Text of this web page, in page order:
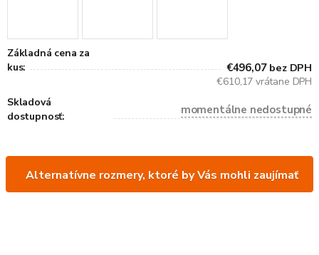
Základná cena za
kus:
€496,07 bez DPH
€610,17 vrátane DPH
Skladová
dostupnosť:
momentálne nedostupné
Alternatívne rozmery, ktoré by Vás mohli zaujímať